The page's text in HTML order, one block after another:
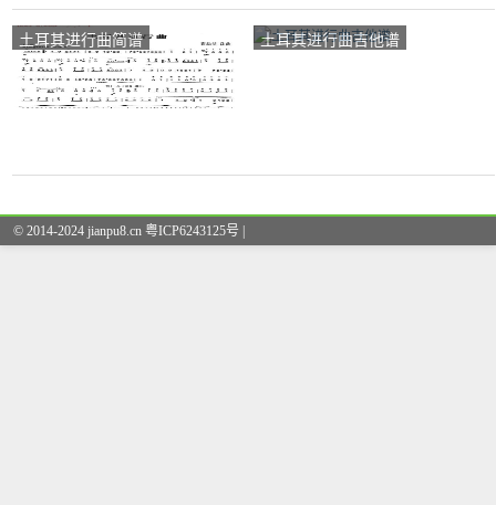
土耳其进行曲简谱 土耳其进行曲吉他谱
© 2014-2024 jianpu8.cn 粤ICP6243125号 |